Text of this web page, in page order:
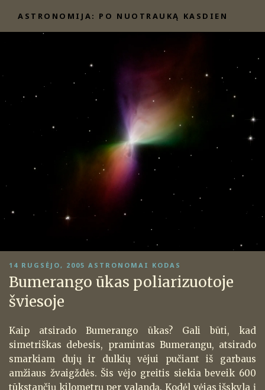
prie
turinio
ASTRONOMIJA: PO NUOTRAUKĄ KASDIEN
PASKELBTA
14 RUGSĖJO, 2005 ASTRONOMAI KODAS
Bumerango ūkas poliarizuotoje
šviesoje
Kaip atsirado Bumerango ūkas? Gali būti, kad
simetriškas debesis, pramintas Bumerangu, atsirado
smarkiam dujų ir dulkių vėjui pučiant iš garbaus
amžiaus žvaigždės. Šis vėjo greitis siekia beveik 600
tūkstančių kilometrų per valandą. Kodėl vėjas išskyla į